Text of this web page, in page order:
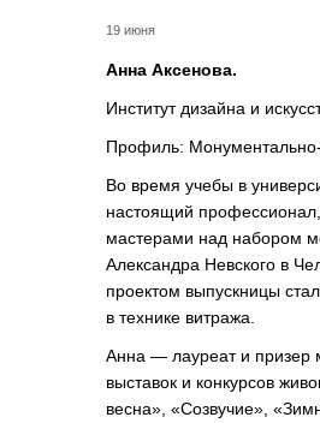
19 июня
Анна Аксенова.
Институт дизайна и
Профиль: Монументально-
Во время учебы в
настоящий
мастерами над набором
Александра Невского в
проектом выпускницы
в технике витража.
Анна — лауреат и призер
выставок и конкурсов
весна», «Созвучие»,